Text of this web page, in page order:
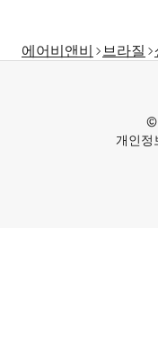
에어비앤비 브라질
©
개인정